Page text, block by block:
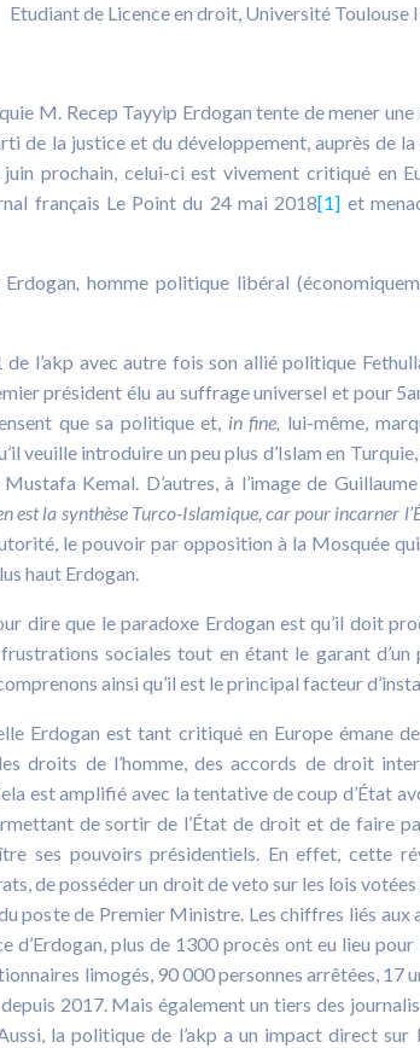
Etudiant de Licence en droit, Université Toulouse
M. Recep Tayyip Erdogan tente de mener
de la justice et du développement, auprès de
prochain, celui-ci est vivement critiqué en
français Le Point du 24 mai 2018[1] et
, homme politique libéral
l’akp avec autre fois son allié politique
président élu au suffrage universel et pour
que sa politique et, in fine, lui-même,
veuille introduire un peu plus d’Islam en
Kemal. D’autres, à l’image de Guillaume
est la synthèse Turco-Islamique, car pour incarner
le pouvoir par opposition à la Mosquée
haut Erdogan.
dire que le paradoxe Erdogan est qu’il doit
sociales tout en étant le garant
ainsi qu’il est le principal facteur
Erdogan est tant critiqué en Europe émane
droits de l’homme, des accords de droit
est amplifié avec la tentative de coup d’État
de sortir de l’État de droit et de faire
ses pouvoirs présidentiels. En effet, cette
de posséder un droit de veto sur les lois
poste de Premier Ministre. Les chiffres liés
d’Erdogan, plus de 1300 procès ont eu lieu
limogés, 90 000 personnes arrêtées, 17
2017. Mais également un tiers des
la politique de l’akp a un impact direct